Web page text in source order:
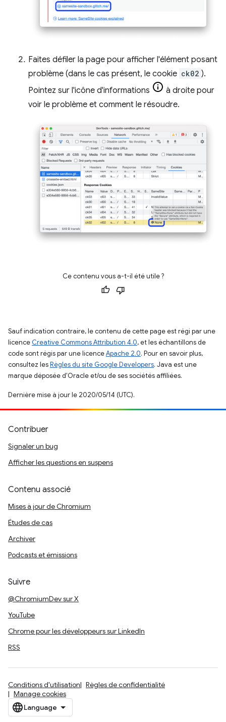
Faites défiler la page pour afficher l'élément posant
problème (dans le cas présent, le cookie ck02 ).
Pointez sur l'icône d'informations
à droite pour
voir le problème et comment le résoudre.
Ce contenu vous a-t-il été utile ?
Sauf indication contraire, le contenu de cette page est régi par une
licence Creative Commons Attribution 4.0, et les échantillons de
code sont régis par une licenceApache 2.0. Pour en savoir plus,
consultez lesRègles du site Google Developers. Java est une
marque déposée d'Oracle et/ou de ses sociétés affiliées.
Dernière mise à jour le 2020/05/14 (UTC).
Contribuer
Signaler un bug
Afficher les questions en suspens
Contenu associé
Mises à jour de Chromium
Études de cas
Archiver
Podcasts et émissions
Suivre
@ChromiumDev sur X
YouTube
Chrome pour les développeurs sur LinkedIn
RSS
Conditions d'utilisation
Règles de confidentialité
Manage cookies